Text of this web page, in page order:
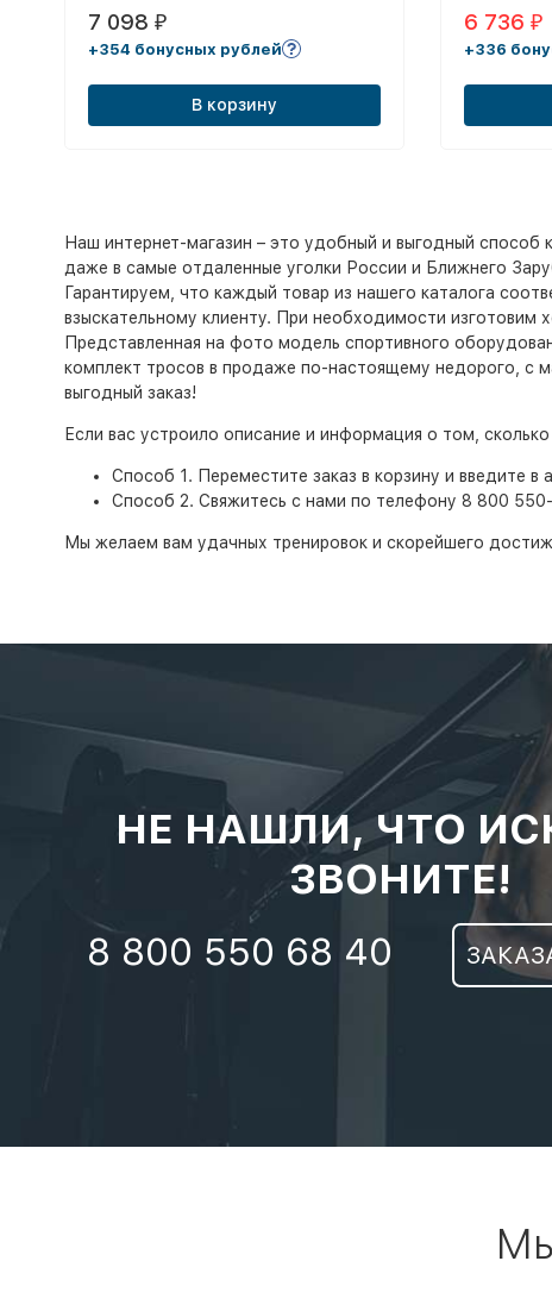
7 098 ₽
+354 бонусных рублей
В корзину
6 736₽
+336
Наш интернет-магазин – это удобный и выгодный
даже в самые отдаленные уголки России и Ближнего
Гарантируем, что каждый товар из нашего каталога
взыскательному клиенту. При необходимости
Представленная на фото модель спортивного
комплект тросов в продаже по-настоящему недорого, с
выгодный заказ!
Если вас устроило описание и информация о том,
Способ 1. Переместите заказ в корзину и введите в
Способ 2. Свяжитесь с нами по телефону 8 800
Мы желаем вам удачных тренировок и скорейшего
НЕ НАШЛИ, ЧТО
ЗВОНИТЕ!
8 800 550 68 40